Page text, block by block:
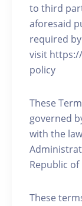
to third
aforesaid
required
visit
policy
These
governed
with the
Republic of
These